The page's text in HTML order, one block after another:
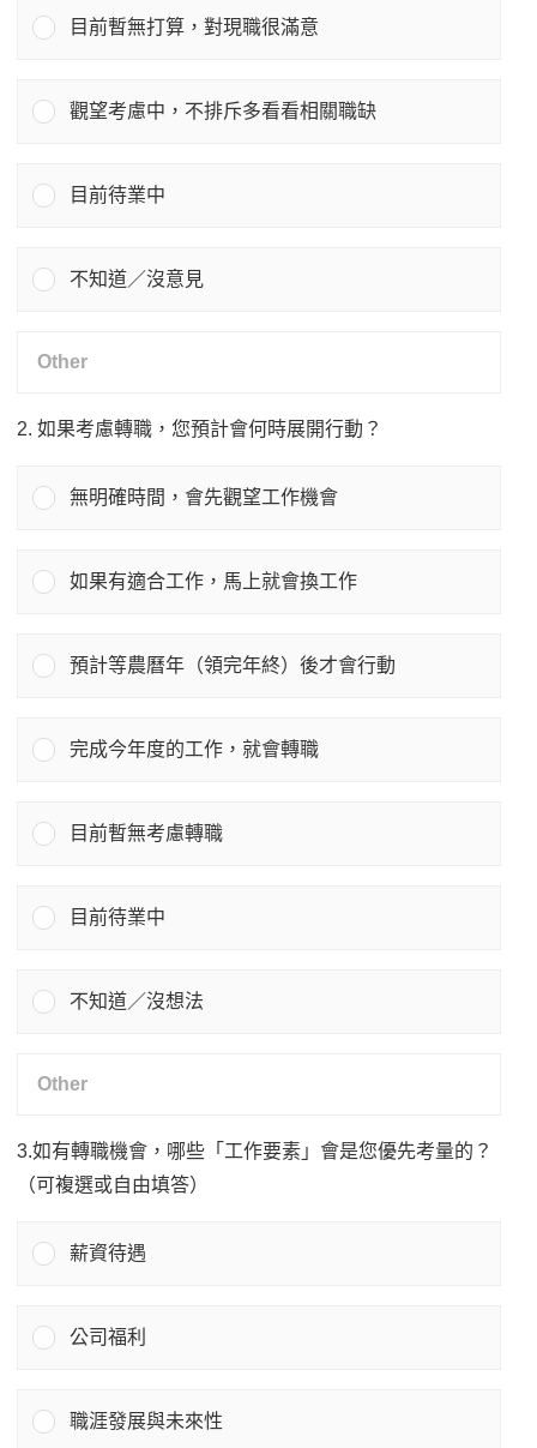
目前暫無打算，對現職很滿意
觀望考慮中，不排斥多看看相關職缺
目前待業中
不知道／沒意見
2. 如果考慮轉職，您預計會何時展開行動？
無明確時間，會先觀望工作機會
如果有適合工作，馬上就會換工作
預計等農曆年（領完年終）後才會行動
完成今年度的工作，就會轉職
目前暫無考慮轉職
目前待業中
不知道／沒想法
3.如有轉職機會，哪些「工作要素」會是您優先考量的？
（可複選或自由填答）
薪資待遇
公司福利
職涯發展與未來性